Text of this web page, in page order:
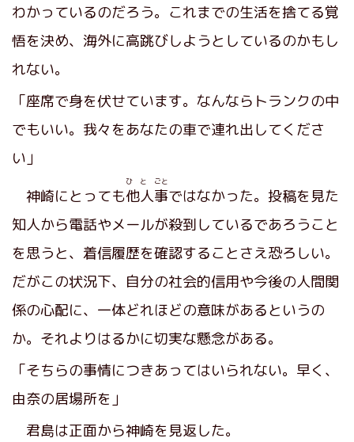
わかっているのだろう。これまでの生活を捨てる覚
悟を決め、海外に高跳びしようとしているのかもし
れない。
「座席で身を伏せています。なんならトランクの中
でもいい。我々をあなたの車で連れ出してくださ
い」
神崎にとっても他人事
ひ と ごと
ではなかった。投稿を見た
知人から電話やメールが殺到しているであろうこと
を思うと、着信履歴を確認することさえ恐ろしい。
だがこの状況下、自分の社会的信用や今後の人間関
係の心配に、一体どれほどの意味があるというの
か。それよりはるかに切実な懸念がある。
「そちらの事情につきあってはいられない。早く、
由奈の居場所を」
君島は正面から神崎を見返した。